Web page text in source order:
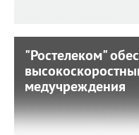
"Ростелеком"
медучреждения
19 января 2018 г. 11:36
Интернет проведён в